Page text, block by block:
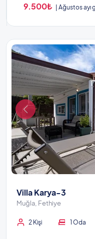
9.500₺ Ağustos ayı
Villa Karya-3
Muğla, Fethiye
2 Kişi 1 Oda